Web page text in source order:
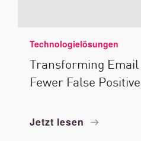
Technologielösungen
Transforming Email
Fewer False
Jetzt lesen